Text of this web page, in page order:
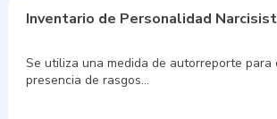
Inventario de Personalidad
Se utiliza una medida de autorreporte para
presencia de rasgos…